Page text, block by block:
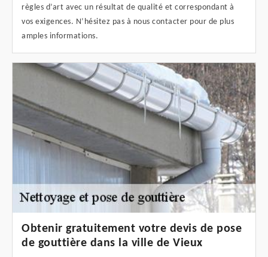
règles d’art avec un résultat de qualité et correspondant à
vos exigences. N’hésitez pas à nous contacter pour de plus
amples informations.
Obtenir gratuitement votre devis de pose
de gouttière dans la ville de Vieux